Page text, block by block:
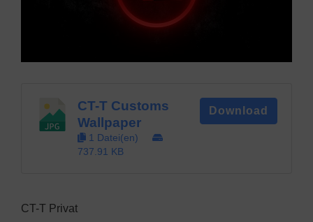
CT-T Customs
Wallpaper
1 Datei(en)
737.91 KB
Download
CT-T Privat